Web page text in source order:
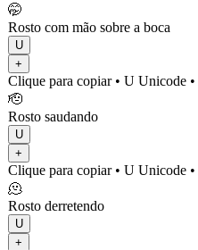
🤭
Rosto com mão sobre a boca
U
+
Clique para copiar• U Unicode •
🫡
Rosto saudando
U
+
Clique para copiar• U Unicode •
🫠
Rosto derretendo
U
+